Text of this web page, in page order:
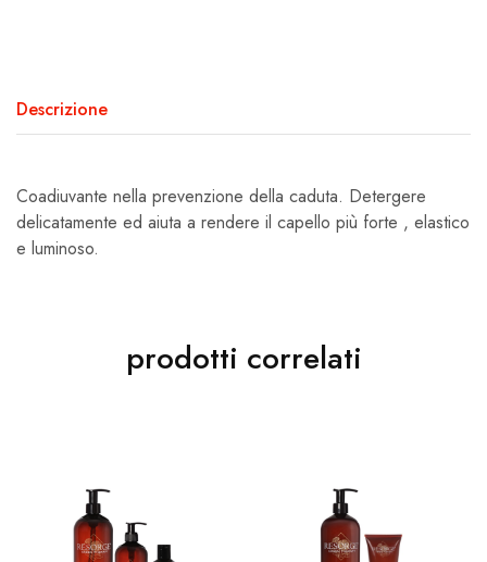
Descrizione
Coadiuvante nella prevenzione della caduta. Detergere
delicatamente ed aiuta a rendere il capello più forte , elastico
e luminoso.
prodotti correlati